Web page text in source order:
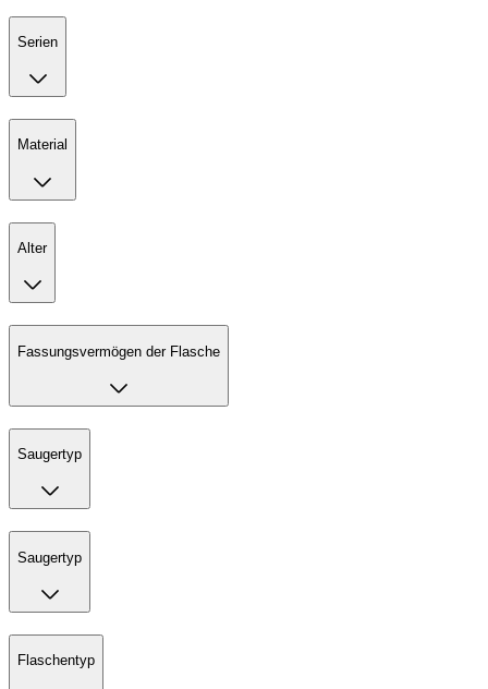
Serien
Material
Alter
Fassungsvermögen der Flasche
Saugertyp
Saugertyp
Flaschentyp